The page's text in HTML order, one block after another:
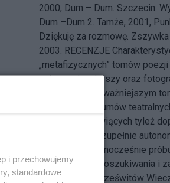
2000, Dum – Dum. Szczecin:
Dum –Dum 2. Tamże, 2001,
Dziękuję za rozmowę.
2003. RECENZJE
„metafizycznych” tomów
połączenie wierszy oraz
Poźniaka (w najważniejszym
to zdjęcia kostiumów
Furlana), stanowiących tyleż
całość, co dwa zupełnie
artystyczne, jednocześnie
świadectwem poszukiwania i
przez sztukę prześwitów
i przechowujemy
standardowe